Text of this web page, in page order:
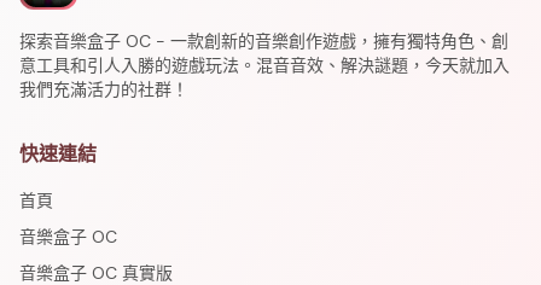
探索音樂盒子 OC - 一款創新的音樂創作遊戲，擁有獨特角色、創
意工具和引人入勝的遊戲玩法。混音音效、解決謎題，今天就加入
我們充滿活力的社群！
快速連結
首頁
音樂盒子 OC
音樂盒子 OC 真實版